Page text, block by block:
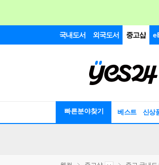
국내도서 외국도서 중고샵
빠른분야찾기 베스트 신상